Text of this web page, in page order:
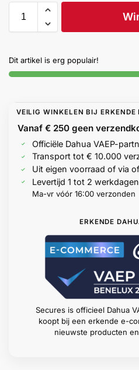
Outlet
Help &
service
Dit artikel is erg populair!
VEILIG WINKELEN BIJ ERKENDE
Vanaf € 250 geen
Officiële Dahua VAEP-
Transport tot € 10.000
Uit eigen voorraad of via
Levertijd 1 tot 2 werkdagen
Ma-vr vóór 16:00 verzonden
ERKENDE
Secures is officieel Dahua
koopt bij een erkende e-
nieuwste producten